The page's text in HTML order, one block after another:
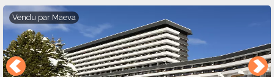
Vendu par Maeva